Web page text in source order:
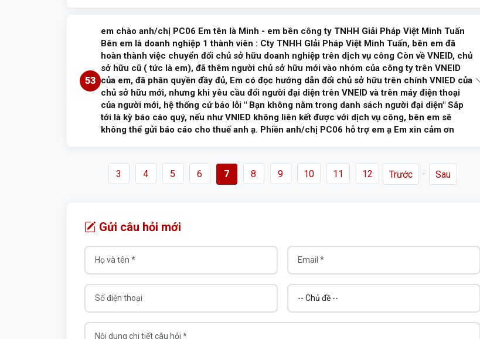
Đề nghị công dân liên hệ Phòng Cảnh sát Quản lý hành chính Công an tỉnh để được giải đáp, hướng dẫn.
Số điện thoại liên hệ 0976.003.615. Xin cảm ơn./.
Phạm Công Minh 30/06/2026 Đã trả lời
53
em chào anh/chị PC06 Em tên là Minh - em bên công ty TNHH Giải Pháp Việt Minh Tuấn
Bên em là doanh nghiệp 1 thành viên : Cty TNHH GIải Pháp Việt Minh Tuấn, bên em đã
hoàn thành việc chuyển đổi chủ sở hữu doanh nghiệp trên dịch vụ công Còn về VNEID, chủ
sở hữu cũ ( tức là em), đã thêm người chủ sở hữu mới vào nhóm của công ty trên VNEID
của em, đã phân quyền đầy đủ, Em có đọc hướng dẫn đổi chủ sở hữu trên chính VNIED của
chủ sở hữu mới, nhưng khi yêu cầu đổi người đại diện trên VNEID và trên máy điện thoại
của người mới, hệ thống cứ báo lỗi " Bạn không nằm trong danh sách người đại diện" Sắp
tới là kỳ báo cáo quý, nếu như VNIED không liên kết được với dịch vụ công, bên em sẽ
không thể gửi báo cáo cho thuế anh ạ. Phiền anh/chị PC06 hỗ trợ em ạ Em xin cảm ơn
Đề nghị công dân liên hệ Phòng Cảnh sát Quản lý hành chính Công an tỉnh để được giải đáp, hướng dẫn.
Phạm Công Minh
3 4 5 6 7 8 9 10 11 12 Trước · Sau
Gửi câu hỏi mới